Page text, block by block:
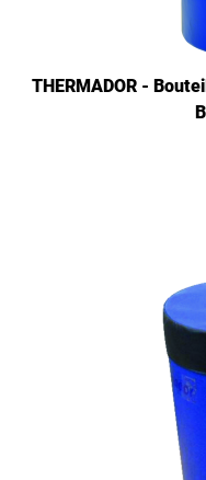
THERMADOR -